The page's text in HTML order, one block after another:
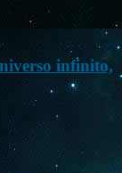
infinito,